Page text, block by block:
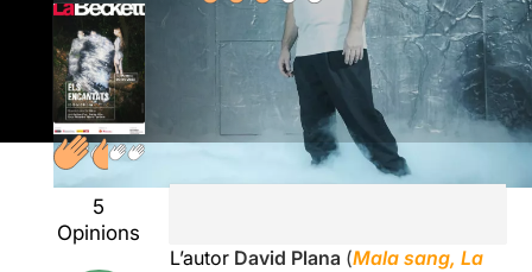
5
Opinions
L’autor David Plana (Mala sang, La